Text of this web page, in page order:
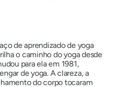
de aprendizado de yoga
o caminho do yoga desde
para ela em 1981,
de yoga. A clareza, a
do corpo tocaram